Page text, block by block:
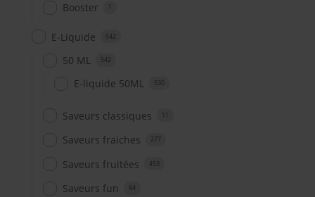
Booster 1
E-Liquide 542
50 ML 542
E-liquide 50ML 530
Saveurs classiques 11
Saveurs fraiches 277
Saveurs fruitées 453
Saveurs fun 64